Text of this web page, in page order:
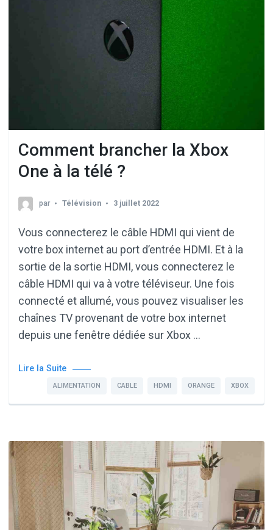
Comment brancher la Xbox
One à la télé ?
par Télévision 3 juillet 2022
Vous connecterez le câble HDMI qui vient de
votre box internet au port d’entrée HDMI. Et à la
sortie de la sortie HDMI, vous connecterez le
câble HDMI qui va à votre téléviseur. Une fois
connecté et allumé, vous pouvez visualiser les
chaînes TV provenant de votre box internet
depuis une fenêtre dédiée sur Xbox …
Lire la Suite
ALIMENTATION CABLE HDMI ORANGE XBOX